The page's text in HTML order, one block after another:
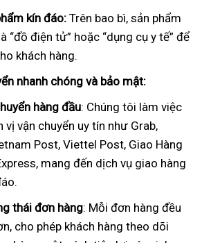
kín đáo: Trên bao bì, sản phẩm
“đồ điện tử” hoặc “dụng cụ y tế” để
khách hàng.
nhanh chóng và bảo mật:
hàng đầu: Chúng tôi làm việc
vị vận chuyển uy tín như Grab,
Post, Viettel Post, Giao Hàng
mang đến dịch vụ giao hàng
thái đơn hàng: Mỗi đơn hàng đều
cho phép khách hàng theo dõi